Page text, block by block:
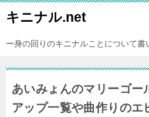
キニナル.net
ー身の回りのキニナルことについて書
あいみょんのマリーゴー
アップ一覧や曲作りのエ